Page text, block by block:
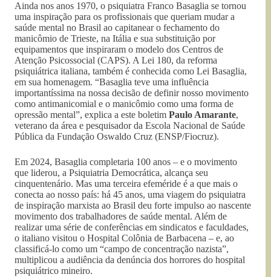
Ainda nos anos 1970, o psiquiatra Franco Basaglia se tornou
uma inspiração para os profissionais que queriam mudar a
saúde mental no Brasil ao capitanear o fechamento do
manicômio de Trieste, na Itália e sua substituição por
equipamentos que inspiraram o modelo dos Centros de
Atenção Psicossocial (CAPS). A Lei 180, da reforma
psiquiátrica italiana, também é conhecida como Lei Basaglia,
em sua homenagem. “Basaglia teve uma influência
importantíssima na nossa decisão de definir nosso movimento
como antimanicomial e o manicômio como uma forma de
opressão mental”, explica a este boletim Paulo Amarante,
veterano da área e pesquisador da Escola Nacional de Saúde
Pública da Fundação Oswaldo Cruz (ENSP/Fiocruz).
Em 2024, Basaglia completaria 100 anos – e o movimento
que liderou, a Psiquiatria Democrática, alcança seu
cinquentenário. Mas uma terceira efeméride é a que mais o
conecta ao nosso país: há 45 anos, uma viagem do psiquiatra
de inspiração marxista ao Brasil deu forte impulso ao nascente
movimento dos trabalhadores de saúde mental. Além de
realizar uma série de conferências em sindicatos e faculdades,
o italiano visitou o Hospital Colônia de Barbacena – e, ao
classificá-lo como um “campo de concentração nazista”,
multiplicou a audiência da denúncia dos horrores do hospital
psiquiátrico mineiro.